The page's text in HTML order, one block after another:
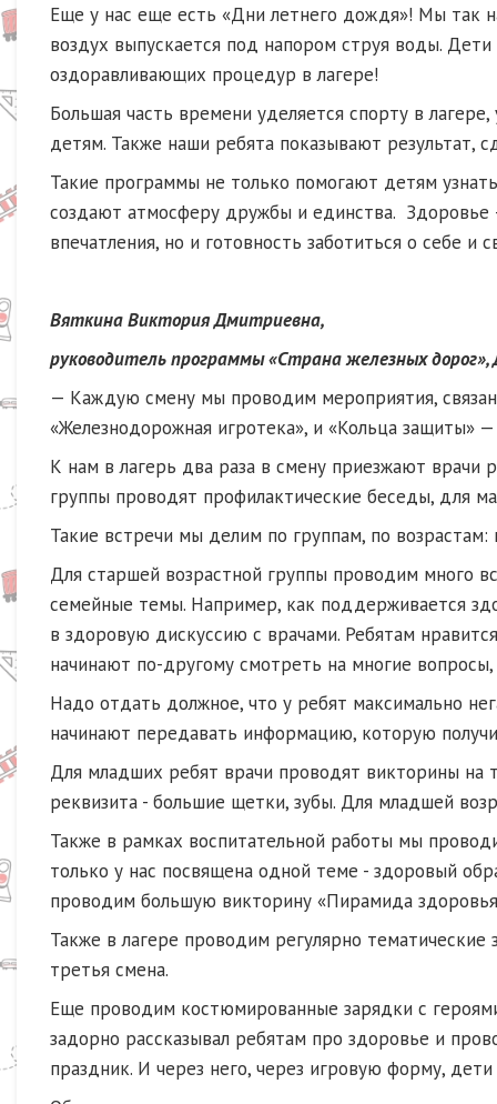
Еще у нас еще есть «Дни летнего дождя»! Мы так
воздух выпускается под напором струя воды.
оздоравливающих процедур в лагере!
Большая часть времени уделяется спорту в
детям. Также наши ребята показывают результат,
Такие программы не только помогают детям
создают атмосферу дружбы и единства. Здоровье
впечатления, но и готовность заботиться о себе и
Вяткина Виктория Дмитриевна,
руководитель программы «Страна железных
— Каждую смену мы проводим мероприятия,
«Железнодорожная игротека», и «Кольца
К нам в лагерь два раза в смену приезжают врачи
группы проводят профилактические беседы, для
Такие встречи мы делим по группам, по
Для старшей возрастной группы проводим много
семейные темы. Например, как поддерживается
в здоровую дискуссию с врачами. Ребятам
начинают по-другому смотреть на многие
Надо отдать должное, что у ребят максимально
начинают передавать информацию, которую
Для младших ребят врачи проводят викторины на
реквизита - большие щетки, зубы. Для младшей
Также в рамках воспитательной работы мы
только у нас посвящена одной теме - здоровый
проводим большую викторину «Пирамида
Также в лагере проводим регулярно
третья смена.
Еще проводим костюмированные зарядки с
задорно рассказывал ребятам про здоровье и
праздник. И через него, через игровую форму,